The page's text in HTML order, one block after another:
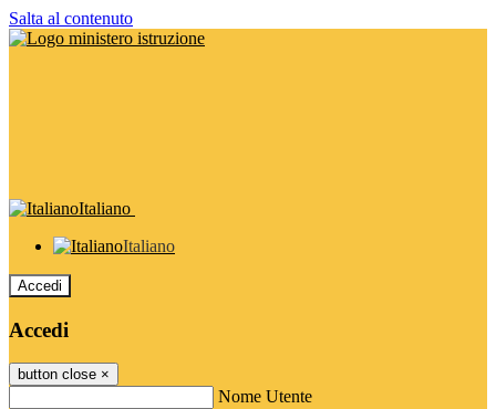
Salta al contenuto
Italiano
Italiano
Accedi
Accedi
button close ×
Nome Utente